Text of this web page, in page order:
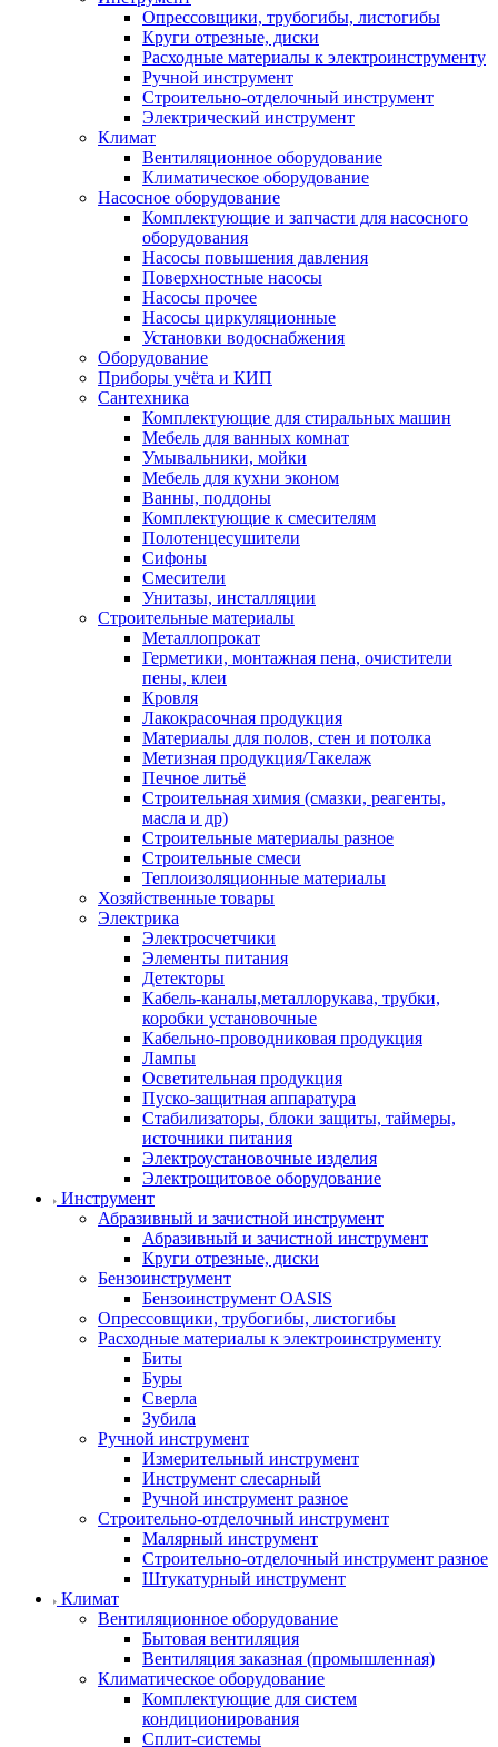
Опрессовщики, трубогибы, листогибы
Круги отрезные, диски
Расходные материалы к электроинструменту
Ручной инструмент
Строительно-отделочный инструмент
Электрический инструмент
Климат
Вентиляционное оборудование
Климатическое оборудование
Насосное оборудование
Комплектующие и запчасти для насосного
оборудования
Насосы повышения давления
Поверхностные насосы
Насосы прочее
Насосы циркуляционные
Установки водоснабжения
Оборудование
Приборы учёта и КИП
Сантехника
Комплектующие для стиральных машин
Мебель для ванных комнат
Умывальники, мойки
Мебель для кухни эконом
Ванны, поддоны
Комплектующие к смесителям
Полотенцесушители
Сифоны
Смесители
Унитазы, инсталляции
Строительные материалы
Металлопрокат
Герметики, монтажная пена, очистители
пены, клеи
Кровля
Лакокрасочная продукция
Материалы для полов, стен и потолка
Метизная продукция/Такелаж
Печное литьё
Строительная химия (смазки, реагенты,
масла и др)
Строительные материалы разное
Строительные смеси
Теплоизоляционные материалы
Хозяйственные товары
Электрика
Электросчетчики
Элементы питания
Детекторы
Кабель-каналы,металлорукава, трубки,
коробки установочные
Кабельно-проводниковая продукция
Лампы
Осветительная продукция
Пуско-защитная аппаратура
Стабилизаторы, блоки защиты, таймеры,
источники питания
Электроустановочные изделия
Электрощитовое оборудование
Инструмент
Абразивный и зачистной инструмент
Абразивный и зачистной инструмент
Круги отрезные, диски
Бензоинструмент
Бензоинструмент OASIS
Опрессовщики, трубогибы, листогибы
Расходные материалы к электроинструменту
Биты
Буры
Сверла
Зубила
Ручной инструмент
Измерительный инструмент
Инструмент слесарный
Ручной инструмент разное
Строительно-отделочный инструмент
Малярный инструмент
Строительно-отделочный инструмент разное
Штукатурный инструмент
Климат
Вентиляционное оборудование
Бытовая вентиляция
Вентиляция заказная (промышленная)
Климатическое оборудование
Комплектующие для систем
кондиционирования
Сплит-системы